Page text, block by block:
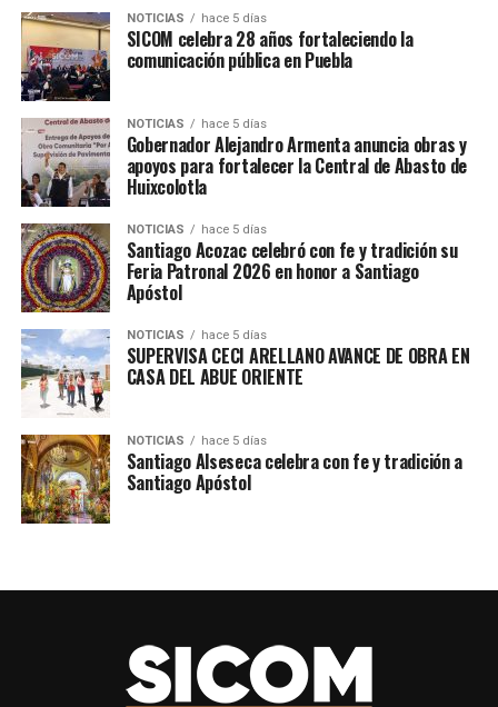
TEMAS RELACIONADOS
SIGUE CON
Fe que camina y tradición que une en Tepeyahualco de
Cuauhtémoc
NO TE PIERDAS
Leones en Cuapiaxtla
NOTICIAS hace 5 días
SICOM celebra 28 años fortaleciendo la
comunicación pública en Puebla
NOTICIAS hace 5 días
Gobernador Alejandro Armenta anuncia obras y
apoyos para fortalecer la Central de Abasto de
Huixcolotla
NOTICIAS hace 5 días
Santiago Acozac celebró con fe y tradición su
Feria Patronal 2026 en honor a Santiago
Apóstol
NOTICIAS hace 5 días
SUPERVISA CECI ARELLANO AVANCE DE OBRA EN
CASA DEL ABUE ORIENTE
NOTICIAS hace 5 días
Santiago Alseseca celebra con fe y tradición a
Santiago Apóstol